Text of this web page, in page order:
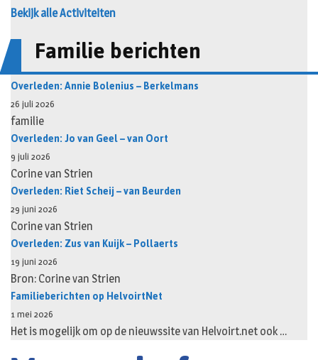
Bekijk alle Activiteiten
Familie berichten
Overleden: Annie Bolenius – Berkelmans
26 juli 2026
familie
Overleden: Jo van Geel – van Oort
9 juli 2026
Corine van Strien
Overleden: Riet Scheij – van Beurden
29 juni 2026
Corine van Strien
Overleden: Zus van Kuijk – Pollaerts
19 juni 2026
Bron: Corine van Strien
Familieberichten op HelvoirtNet
1 mei 2026
Het is mogelijk om op de nieuwssite van Helvoirt.net ook …